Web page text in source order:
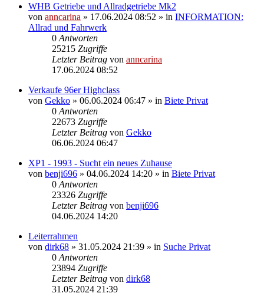
WHB Getriebe und Allradgetriebe Mk2
von anncarina » 17.06.2024 08:52 » in INFORMATION:
Allrad und Fahrwerk
0 Antworten
25215 Zugriffe
Letzter Beitrag von anncarina
17.06.2024 08:52
Verkaufe 96er Highclass
von Gekko » 06.06.2024 06:47 » in Biete Privat
0 Antworten
22673 Zugriffe
Letzter Beitrag von Gekko
06.06.2024 06:47
XP1 - 1993 - Sucht ein neues Zuhause
von benji696 » 04.06.2024 14:20 » in Biete Privat
0 Antworten
23326 Zugriffe
Letzter Beitrag von benji696
04.06.2024 14:20
Leiterrahmen
von dirk68 » 31.05.2024 21:39 » in Suche Privat
0 Antworten
23894 Zugriffe
Letzter Beitrag von dirk68
31.05.2024 21:39